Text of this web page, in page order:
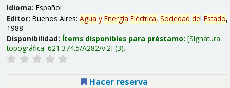
Idioma: Español
Editor: Buenos Aires: Agua y Energía Eléctrica, Sociedad del Estado,
1988
Disponibilidad: Ítems disponibles para préstamo: Signatura
topográfica: 621.374.5/A282/v.2 (3).
Hacer reserva